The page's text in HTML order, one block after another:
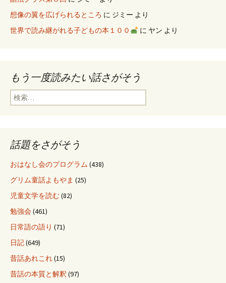
想像の翼を広げられるところ に ジミー より
世界で読み継がれる子どもの本１００
に ヤン より
もう一度読みたい話さがそう
検
索
話題をさがそう
おはなし会のプログラム (438)
グリム童話よもやま (25)
児童文学を読む(82)
勉強会(461)
日常語の語り (71)
日記(649)
昔話あれこれ(15)
昔話の本質と解釈 (97)